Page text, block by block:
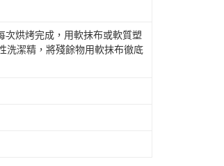
烘烤完成，用軟抹布或軟質塑
洗潔精，將殘餘物用軟抹布徹底